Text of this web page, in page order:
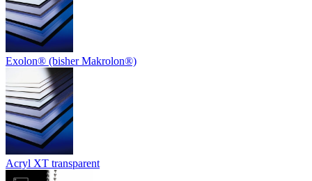
Exolon® (bisher Makrolon®)
Acryl XT transparent